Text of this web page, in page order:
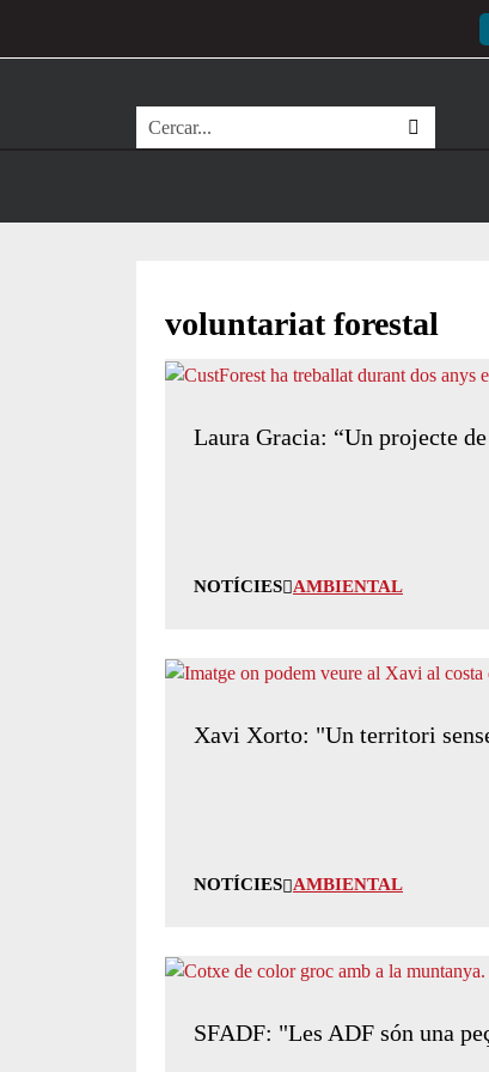
Cerca
voluntariat forestal
Laura Gracia: “Un projecte
NOTÍCIES AMBIENTAL
Xavi Xorto: "Un territori
NOTÍCIES AMBIENTAL
SFADF: "Les ADF són una